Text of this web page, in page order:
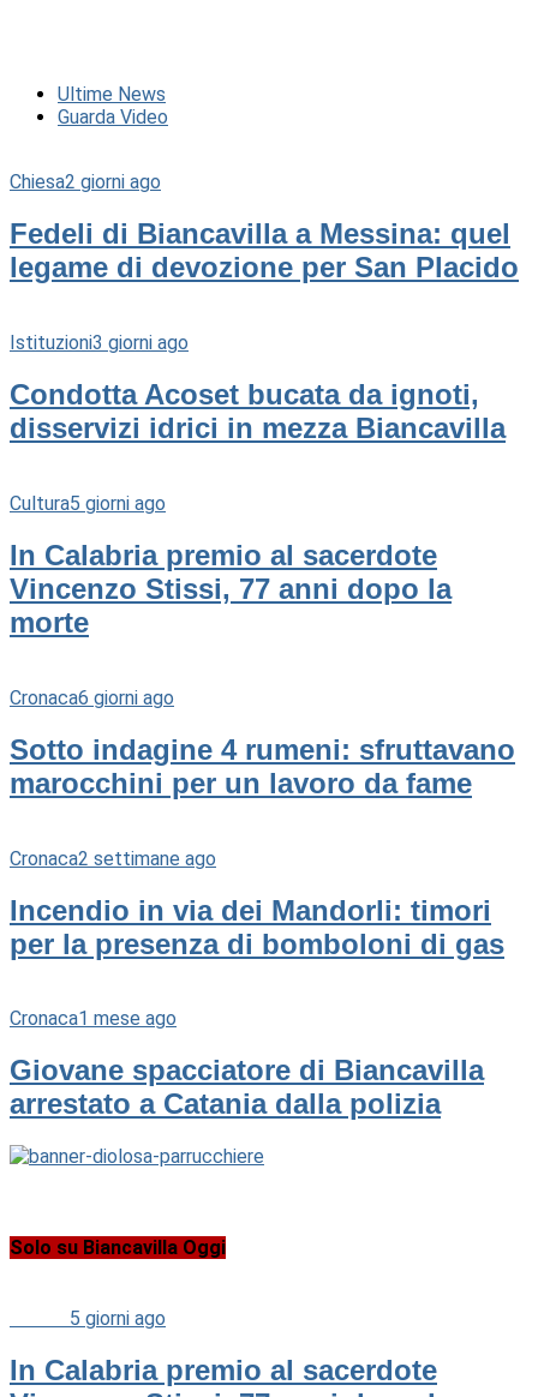
Ultime News
Guarda Video
Chiesa2 giorni ago
Fedeli di Biancavilla a Messina: quel
legame di devozione per San Placido
Istituzioni3 giorni ago
Condotta Acoset bucata da ignoti,
disservizi idrici in mezza Biancavilla
Cultura5 giorni ago
In Calabria premio al sacerdote
Vincenzo Stissi, 77 anni dopo la
morte
Cronaca6 giorni ago
Sotto indagine 4 rumeni: sfruttavano
marocchini per un lavoro da fame
Cronaca2 settimane ago
Incendio in via dei Mandorli: timori
per la presenza di bomboloni di gas
Cronaca1 mese ago
Giovane spacciatore di Biancavilla
arrestato a Catania dalla polizia
Solo su Biancavilla Oggi
5 giorni ago
In Calabria premio al sacerdote